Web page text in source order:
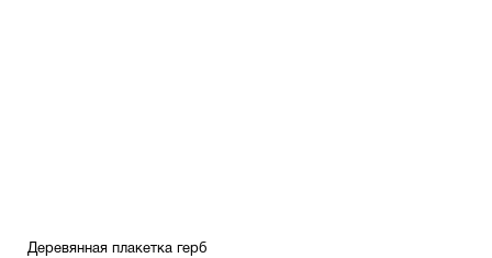
Деревянная плакетка герб